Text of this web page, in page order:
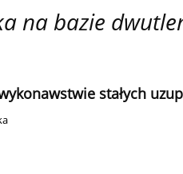
na bazie
stałych